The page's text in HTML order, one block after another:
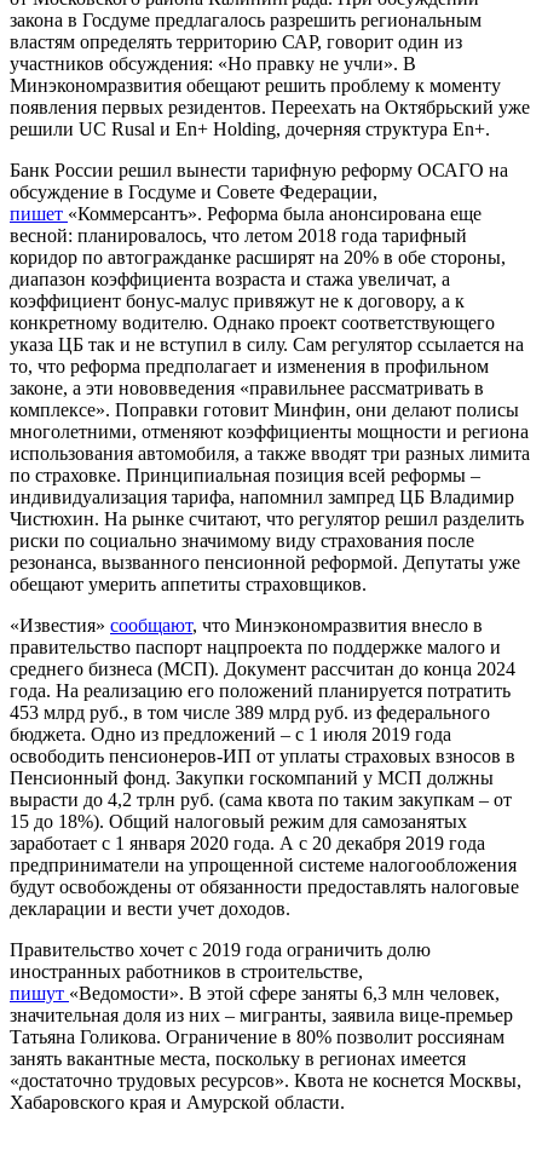
закона в Госдуме предлагалось разрешить региональным
властям определять территорию САР, говорит один из
участников обсуждения: «Но правку не учли». В
Минэкономразвития обещают решить проблему к моменту
появления первых резидентов. Переехать на Октябрьский уже
решили UC Rusal и En+ Holding, дочерняя структура En+.
Банк России решил вынести тарифную реформу ОСАГО на
обсуждение в Госдуме и Совете Федерации,
пишет «Коммерсантъ». Реформа была анонсирована еще
весной: планировалось, что летом 2018 года тарифный
коридор по автогражданке расширят на 20% в обе стороны,
диапазон коэффициента возраста и стажа увеличат, а
коэффициент бонус-малус привяжут не к договору, а к
конкретному водителю. Однако проект соответствующего
указа ЦБ так и не вступил в силу. Сам регулятор ссылается на
то, что реформа предполагает и изменения в профильном
законе, а эти нововведения «правильнее рассматривать в
комплексе». Поправки готовит Минфин, они делают полисы
многолетними, отменяют коэффициенты мощности и региона
использования автомобиля, а также вводят три разных лимита
по страховке. Принципиальная позиция всей реформы –
индивидуализация тарифа, напомнил зампред ЦБ Владимир
Чистюхин. На рынке считают, что регулятор решил разделить
риски по социально значимому виду страхования после
резонанса, вызванного пенсионной реформой. Депутаты уже
обещают умерить аппетиты страховщиков.
«Известия» сообщают, что Минэкономразвития внесло в
правительство паспорт нацпроекта по поддержке малого и
среднего бизнеса (МСП). Документ рассчитан до конца 2024
года. На реализацию его положений планируется потратить
453 млрд руб., в том числе 389 млрд руб. из федерального
бюджета. Одно из предложений – с 1 июля 2019 года
освободить пенсионеров-ИП от уплаты страховых взносов в
Пенсионный фонд. Закупки госкомпаний у МСП должны
вырасти до 4,2 трлн руб. (сама квота по таким закупкам – от
15 до 18%). Общий налоговый режим для самозанятых
заработает с 1 января 2020 года. А с 20 декабря 2019 года
предприниматели на упрощенной системе налогообложения
будут освобождены от обязанности предоставлять налоговые
декларации и вести учет доходов.
Правительство хочет с 2019 года ограничить долю
иностранных работников в строительстве,
пишут «Ведомости». В этой сфере заняты 6,3 млн человек,
значительная доля из них – мигранты, заявила вице-премьер
Татьяна Голикова. Ограничение в 80% позволит россиянам
занять вакантные места, поскольку в регионах имеется
«достаточно трудовых ресурсов». Квота не коснется Москвы,
Хабаровского края и Амурской области.